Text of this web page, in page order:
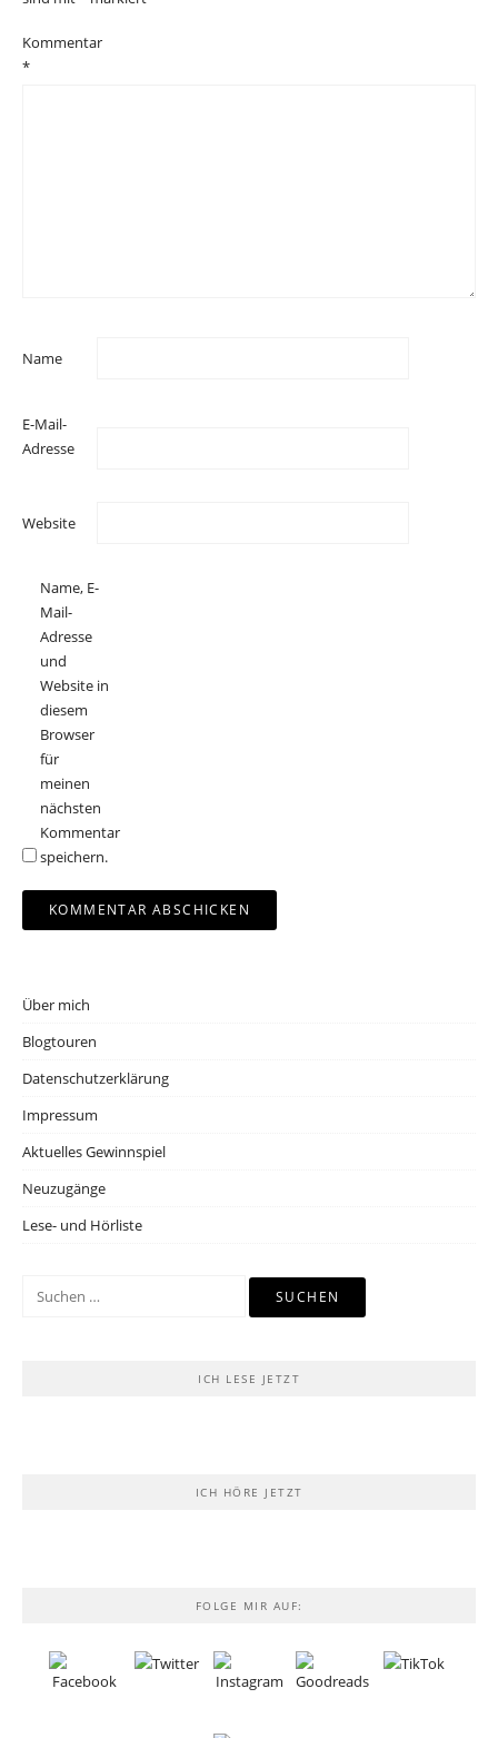
Kommentar
*
Name
E-Mail-
Adresse
Website
Name, E-
Mail-
Adresse
und
Website in
diesem
Browser
für
meinen
nächsten
Kommentar
speichern.
Über mich
Blogtouren
Datenschutzerklärung
Impressum
Aktuelles Gewinnspiel
Neuzugänge
Lese- und Hörliste
Suchen
ICH LESE JETZT
ICH HÖRE JETZT
FOLGE MIR AUF: